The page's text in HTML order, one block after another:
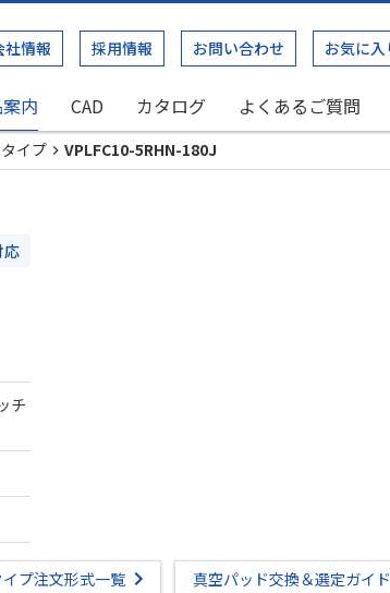
社情報 採用情報 お問い合わせ お気に入
内 CAD カタログ よくあるご質問
イプ VPLFC10-5RHN-180J
応
チ
プ注文形式一覧
真空パッド交換＆選定ガイド